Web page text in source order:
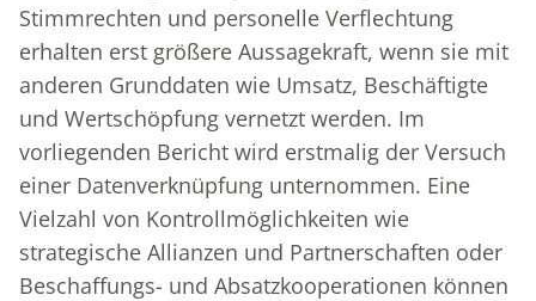
Stimmrechten und personelle Verflechtung
erhalten erst größere Aussagekraft, wenn sie mit
anderen Grunddaten wie Umsatz, Beschäftigte
und Wertschöpfung vernetzt werden. Im
vorliegenden Bericht wird erstmalig der Versuch
einer Datenverknüpfung unternommen. Eine
Vielzahl von Kontrollmöglichkeiten wie
strategische Allianzen und Partnerschaften oder
Beschaffungs- und Absatzkooperationen können